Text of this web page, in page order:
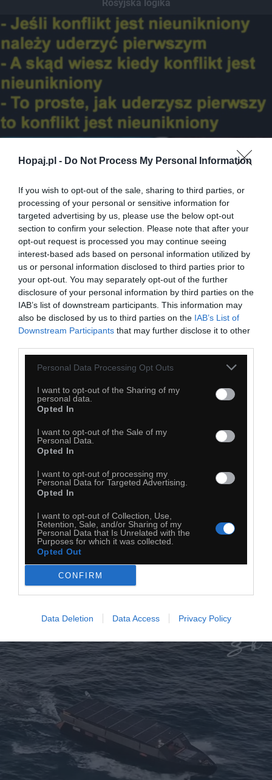
Hopaj.pl - Do Not Process My Personal Information
If you wish to opt-out of the sale, sharing to third parties, or
processing of your personal or sensitive information for
targeted advertising by us, please use the below opt-out
section to confirm your selection. Please note that after your
opt-out request is processed you may continue seeing
interest-based ads based on personal information utilized by
us or personal information disclosed to third parties prior to
your opt-out. You may separately opt-out of the further
disclosure of your personal information by third parties on the
IAB’s list of downstream participants. This information may
also be disclosed by us to third parties on the IAB’s List of
Downstream Participants that may further disclose it to other
Personal Data Processing Opt Outs
I want to opt-out of the Sharing of my
personal data.
Opted In
I want to opt-out of the Sale of my
Personal Data.
Opted In
I want to opt-out of processing my
Personal Data for Targeted Advertising.
Opted In
I want to opt-out of Collection, Use,
Retention, Sale, and/or Sharing of my
Personal Data that Is Unrelated with the
Purposes for which it was collected.
Opted Out
CONFIRM
Data Deletion Data Access Privacy Policy
Rosyjska logika
29
Niesamowity wynalazek